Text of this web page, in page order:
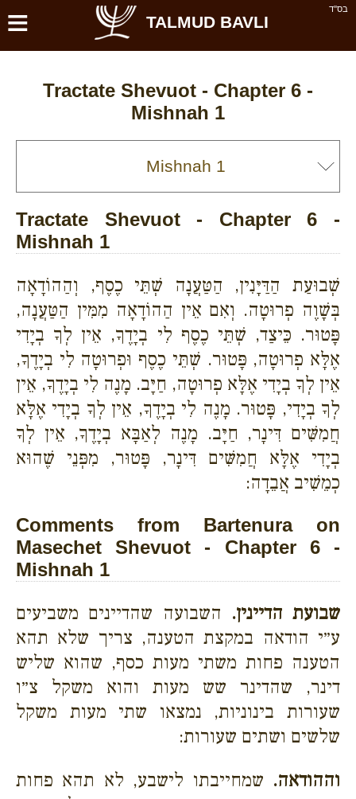
בס''ד ≡ TALMUD BAVLI
Tractate Shevuot - Chapter 6 -
Mishnah 1
Tractate Shevuot - Chapter 6 -
Mishnah 1
שְׁבוּעַת הַדַּיָּנִין, הַטַּעֲנָה שְׁתֵּי כֶסֶף, וְהַהוֹדָאָה
בְּשָׁוֶה פְרוּטָה. וְאִם אֵין הַהוֹדָאָה מִמִּין הַטַּעֲנָה,
פָּטוּר. כֵּיצַד, שְׁתֵּי כֶסֶף לִי בְיָדֶךָ, אֵין לְךָ בְיָדִי
אֶלָּא פְרוּטָה, פָּטוּר. שְׁתֵּי כֶסֶף וּפְרוּטָה לִי בְיָדֶךָ,
אֵין לְךָ בְיָדִי אֶלָּא פְרוּטָה, חַיָּב. מָנֶה לִי בְיָדֶךָ, אֵין
לְךָ בְיָדִי, פָּטוּר. מָנֶה לִי בְיָדֶךָ, אֵין לְךָ בְיָדִי אֶלָּא
חֲמִשִּׁים דִּינָר, חַיָּב. מָנֶה לְאַבָּא בְיָדֶךָ, אֵין לְךָ
בְיָדִי אֶלָּא חֲמִשִּׁים דִּינָר, פָּטוּר, מִפְּנֵי שֶׁהוּא
כְמֵשִׁיב אֲבֵדָה:
Comments from Bartenura on
Masechet Shevuot - Chapter 6 -
Mishnah 1
שבועת הדיינין. השבועה שהדיינים משביעים
ע״י הודאה במקצת הטענה, צריך שלא תהא
הטענה פחות משתי מעות כסף, שהוא שליש
דינר, שהדינר שש מעות והוא משקל צ״ו
שעורות בינוניות, נמצאו שתי מעות משקל
שלשים ושתים שעורות:
וההודאה. שמחייבתו לישבע, לא תהא פחות